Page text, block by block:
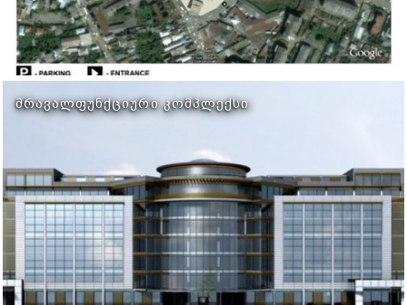
ᲛᲠᲐᲕᲐᲚᲤᲣᲜᲥᲪᲘᲣᲠᲘ ᲙᲝᲛᲞᲚᲔᲥᲡᲘ